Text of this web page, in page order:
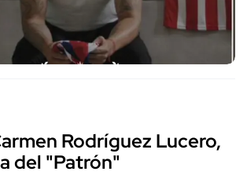
Rodríguez Lucero,
del "Patrón"